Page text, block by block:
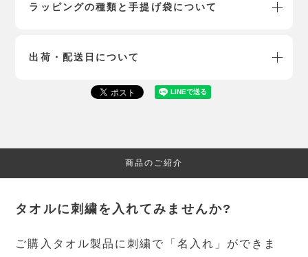
ラッピングの種類と手提げ袋について
出荷・配送日について
商品のご紹介
タオルに刺繍を入れてみませんか?
ご購入タオル製品に刺繍で「名入れ」ができま